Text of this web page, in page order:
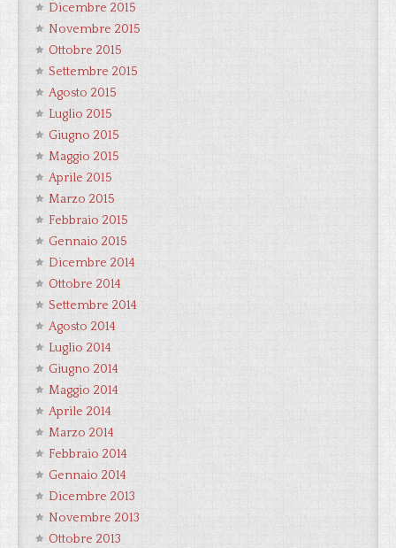
Dicembre 2015
Novembre 2015
Ottobre 2015
Settembre 2015
Agosto 2015
Luglio 2015
Giugno 2015
Maggio 2015
Aprile 2015
Marzo 2015
Febbraio 2015
Gennaio 2015
Dicembre 2014
Ottobre 2014
Settembre 2014
Agosto 2014
Luglio 2014
Giugno 2014
Maggio 2014
Aprile 2014
Marzo 2014
Febbraio 2014
Gennaio 2014
Dicembre 2013
Novembre 2013
Ottobre 2013